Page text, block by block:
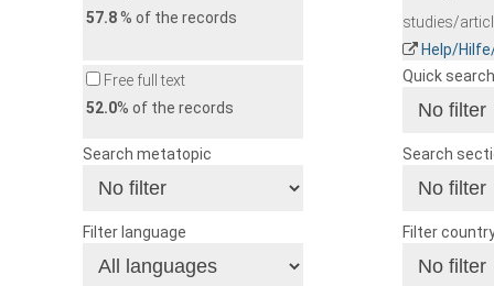
57.8% of the records
studies/
Help/
Free full text
52.0% of the records
Quick search
Search metatopic Search
Filter language Filter